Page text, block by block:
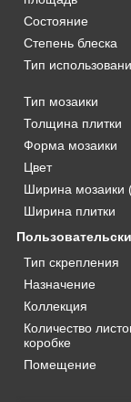
Состояние
Степень блеска
Тип
Тип мозаики
Толщина плитки
Форма мозаики
Цвет
Ширина мозаики
Ширина плитки
Тип скрепления
Назначение
Коллекция
Количество
коробке
Помещение